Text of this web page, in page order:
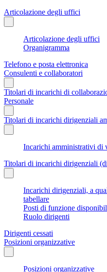
Articolazione degli uffici
Articolazione degli uffici
Organigramma
Telefono e posta elettronica
Consulenti e collaboratori
Titolari di incarichi di
Personale
Titolari di incarichi dirigenziali
Incarichi amministrativi di
Titolari di incarichi dirigenziali
Incarichi dirigenziali, a
tabellare
Posti di funzione
Ruolo dirigenti
Dirigenti cessati
Posizioni organizzative
Posizioni organizzative